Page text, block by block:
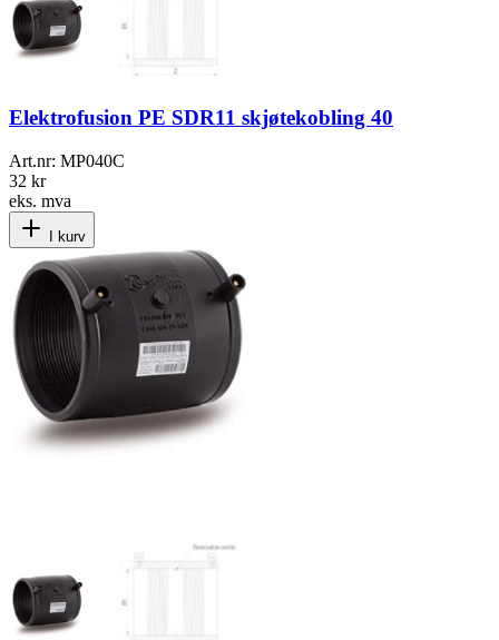
Elektrofusion PE SDR11 skjøtekobling 40
Art.nr: MP040C
32 kr
eks. mva
I kurv